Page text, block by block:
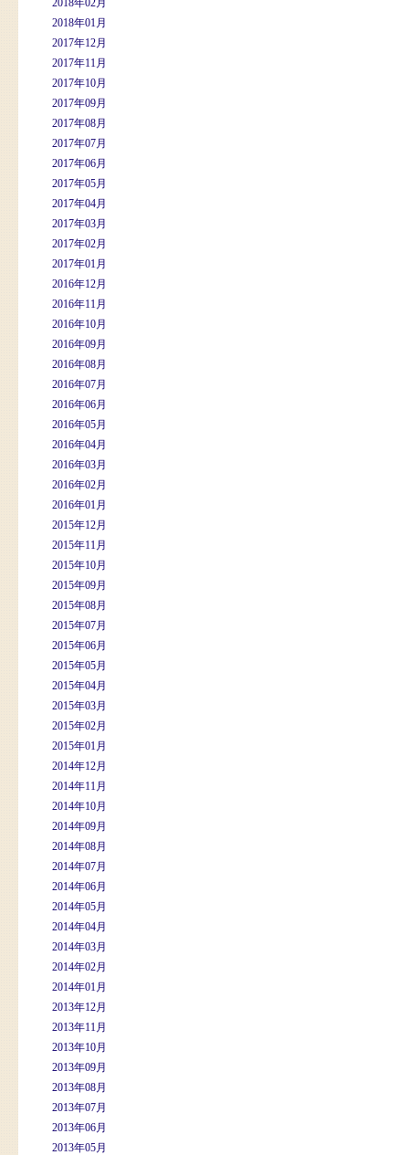
2018年02月
2018年01月
2017年12月
2017年11月
2017年10月
2017年09月
2017年08月
2017年07月
2017年06月
2017年05月
2017年04月
2017年03月
2017年02月
2017年01月
2016年12月
2016年11月
2016年10月
2016年09月
2016年08月
2016年07月
2016年06月
2016年05月
2016年04月
2016年03月
2016年02月
2016年01月
2015年12月
2015年11月
2015年10月
2015年09月
2015年08月
2015年07月
2015年06月
2015年05月
2015年04月
2015年03月
2015年02月
2015年01月
2014年12月
2014年11月
2014年10月
2014年09月
2014年08月
2014年07月
2014年06月
2014年05月
2014年04月
2014年03月
2014年02月
2014年01月
2013年12月
2013年11月
2013年10月
2013年09月
2013年08月
2013年07月
2013年06月
2013年05月